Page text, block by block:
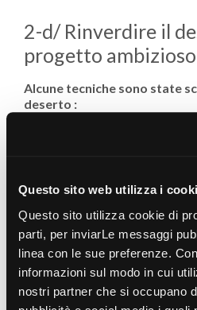
Questo sito web utilizza i
Questo sito utilizza cookie di
parti, per inviarLe messaggi
linea con le sue preferenze.
informazioni sul modo in cui
nostri partner che si occupano
2-d/ Rinverdire il
progetto
Alcune tecniche sono state
deserto :